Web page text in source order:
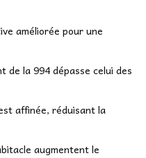
améliorée pour une
de la 994 dépasse celui des
affinée, réduisant la
augmentent le